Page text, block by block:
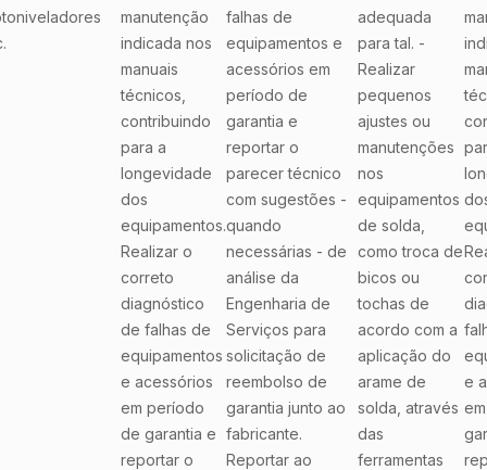
manutenção
indicada nos
manuais
técnicos,
contribuindo
para a
longevidade
dos
equipamentos.
Realizar o
correto
diagnóstico
de falhas de
equipamentos
e acessórios
em período
de garantia e
reportar o
falhas de
equipamentos e
acessórios em
período de
garantia e
reportar o
parecer técnico
com sugestões -
quando
necessárias - de
análise da
Engenharia de
Serviços para
solicitação de
reembolso de
garantia junto ao
fabricante.
Reportar ao
adequada
para tal. -
Realizar
pequenos
ajustes ou
manutenções
nos
equipamentos
de solda,
como troca de
bicos ou
tochas de
acordo com a
aplicação do
arame de
solda, através
das
ferramentas
e